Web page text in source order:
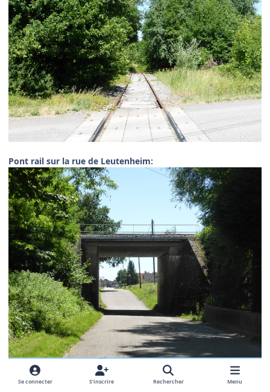
Pont rail sur la rue de Leutenheim:
Se connecter S’inscrire Rechercher Menu